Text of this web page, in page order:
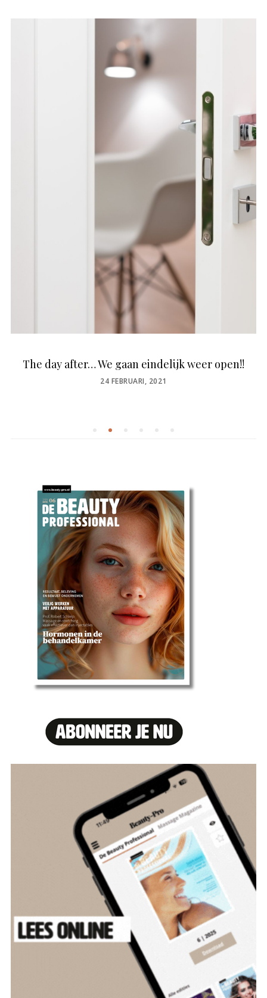
The day after… We gaan eindelijk weer open!!
POSTED
24 FEBRUARI, 2021